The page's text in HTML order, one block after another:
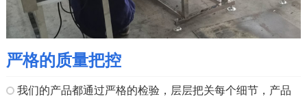
严格的质量把控
我们的产品都通过严格的检验，层层把关每个细节，产品